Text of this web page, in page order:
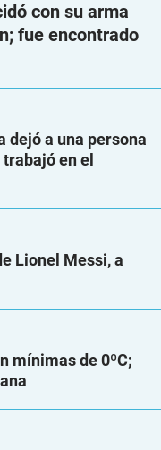
con su arma
fue encontrado
dejó a una persona
en el
Lionel Messi, a
mínimas de 0ºC;